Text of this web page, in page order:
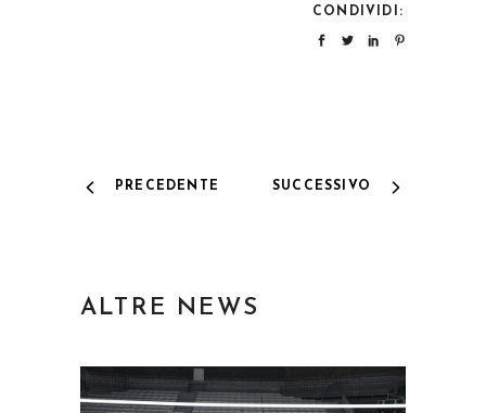
CONDIVIDI:
PRECEDENTE SUCCESSIVO
ALTRE NEWS